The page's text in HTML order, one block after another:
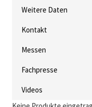
Weitere Daten
Kontakt
Messen
Fachpresse
Videos